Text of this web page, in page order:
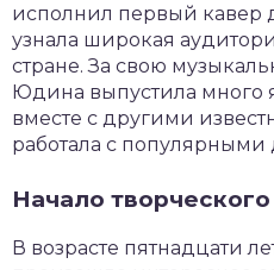
исполнил первый кавер
узнала широкая
стране. За свою
Юдина выпустила много
вместе с другими
работала с
Начало творческого
В возрасте пятнадцати